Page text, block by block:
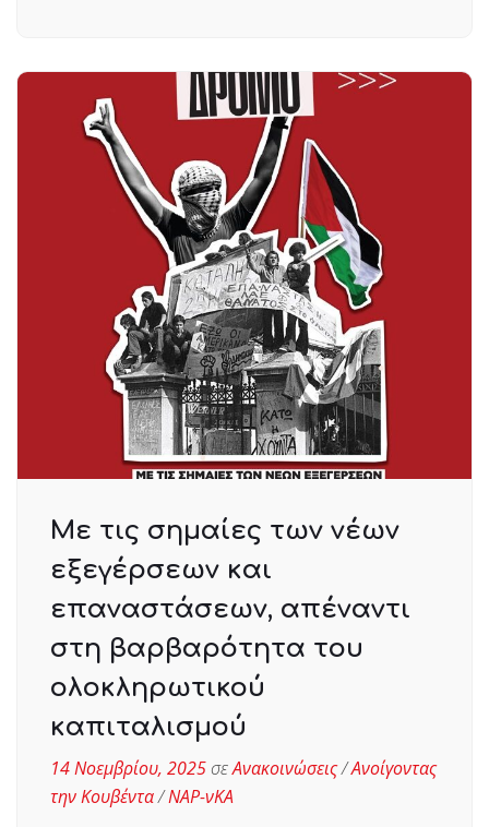
Με τις σημαίες των νέων
εξεγέρσεων και
επαναστάσεων, απέναντι
στη βαρβαρότητα του
ολοκληρωτικού
καπιταλισμού
14 Νοεμβρίου, 2025σεΑνακοινώσεις/Ανοίγοντας
την Κουβέντα/ΝΑΡ-νΚΑ